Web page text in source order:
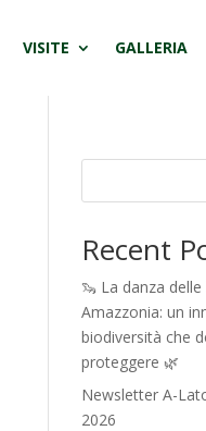
VISITE GALLERIA
Recent
🦦 La danza
Amazzonia: un
biodiversità che
proteggere 🌿
Newsletter A-
2026